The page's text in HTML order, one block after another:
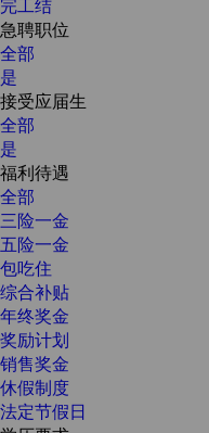
完工结
急聘职位
全部
是
接受应届生
全部
是
福利待遇
全部
三险一金
五险一金
包吃住
综合补贴
年终奖金
奖励计划
销售奖金
休假制度
法定节假日